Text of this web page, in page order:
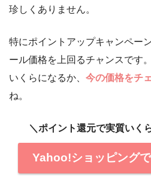
珍しくありません。
特にポイントアップキャンペー
ール価格を上回るチャンスです
いくらになるか、 今の価格をチ
ね。
＼ポイント還元で実質いく
Yahoo!ショッピング